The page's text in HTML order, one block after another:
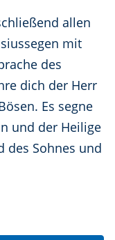
allen
mit
des
dich der Herr
Es segne
und der Heilige
des Sohnes und